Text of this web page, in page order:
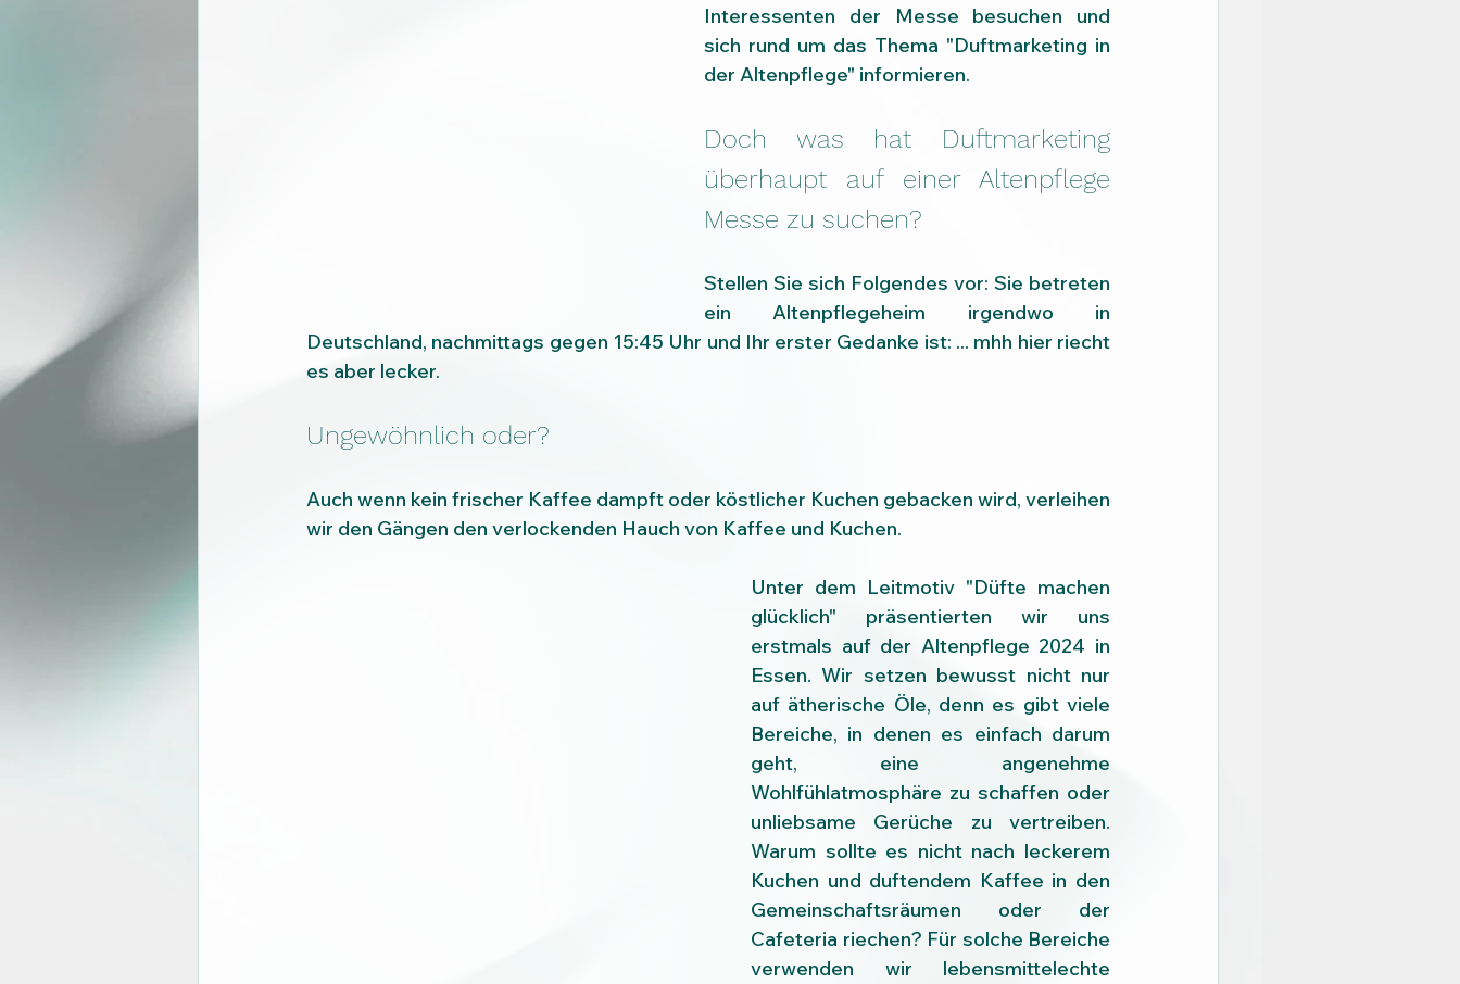
Interessenten der Messe besuchen und
sich rund um das Thema "Duftmarketing in
der Altenpflege" informieren.
Doch was hat Duftmarketing
überhaupt auf einer Altenpflege
Messe zu suchen?
Stellen Sie sich Folgendes vor: Sie betreten
ein Altenpflegeheim irgendwo in
Deutschland, nachmittags gegen 15:45 Uhr und Ihr erster Gedanke ist: ... mhh hier riecht
es aber lecker.
Ungewöhnlich oder?
Auch wenn kein frischer Kaffee dampft oder köstlicher Kuchen gebacken wird, verleihen
wir den Gängen den verlockenden Hauch von Kaffee und Kuchen.
Unter dem Leitmotiv "Düfte machen
glücklich" präsentierten wir uns
erstmals auf der Altenpflege 2024 in
Essen. Wir setzen bewusst nicht nur
auf ätherische Öle, denn es gibt viele
Bereiche, in denen es einfach darum
geht, eine angenehme
Wohlfühlatmosphäre zu schaffen oder
unliebsame Gerüche zu vertreiben.
Warum sollte es nicht nach leckerem
Kuchen und duftendem Kaffee in den
Gemeinschaftsräumen oder der
Cafeteria riechen? Für solche Bereiche
verwenden wir lebensmittelechte